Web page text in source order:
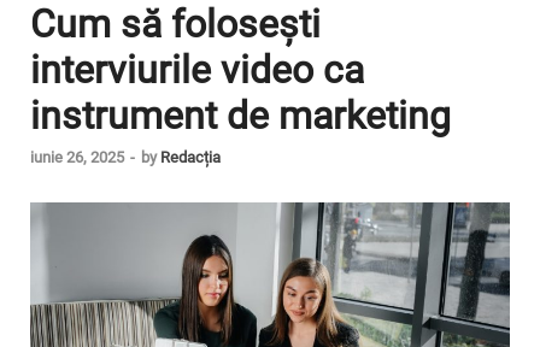
Cum să folosești
interviurile video ca
instrument de marketing
iunie 26, 2025 - by Redacția